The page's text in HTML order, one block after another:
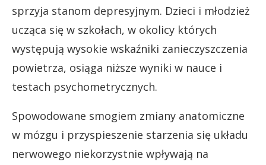
sprzyja stanom depresyjnym. Dzieci i młodzież
ucząca się w szkołach, w okolicy których
występują wysokie wskaźniki zanieczyszczenia
powietrza, osiąga niższe wyniki w nauce i
testach psychometrycznych.
Spowodowane smogiem zmiany anatomiczne
w mózgu i przyspieszenie starzenia się układu
nerwowego niekorzystnie wpływają na